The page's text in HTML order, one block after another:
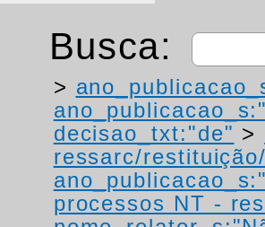
Busca:
>
decisao_txt:"de" >
ressarc/
processos NT -